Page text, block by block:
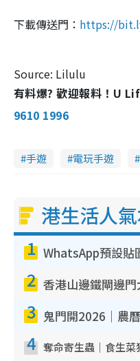
下載傳送門： https://
Source: Lilulu
有料爆? 歡迎報料！U
9610 1996
手遊 電玩手遊
港生活人
1
2
3
4